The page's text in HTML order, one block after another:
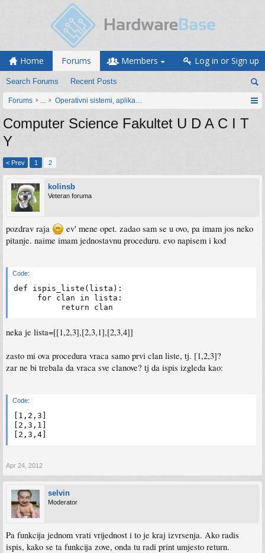
Home Forums
Search Forums Recent Posts
Members Log in or Sign up
Forums ... Operativni sistemi, aplikacije i programiranje
Computer Science Fakultet U D A C I T
Y
< Prev 1 2
kolinsb
Veteran foruma
pozdrav raja
ev' mene opet. zadao sam se u ovo, pa imam jos neko
pitanje. naime imam jednostavnu proceduru. evo napisem i kod
Code:
def ispis_liste(lista):
     for clan in lista:
neka je lista=[[1,2,3],[2,3,1],[2,3,4]]
zasto mi ova procedura vraca samo prvi clan liste, tj. [1,2,3]?
zar ne bi trebala da vraca sve clanove? tj da ispis izgleda kao:
Code:
[1,2,3]
[2,3,1]
Apr 24, 2012
selvin
Moderator
Pa funkcija jednom vrati vrijednost i to je kraj izvrsenja. Ako radis
ispis, kako se ta funkcija zove, onda tu radi print umjesto return.